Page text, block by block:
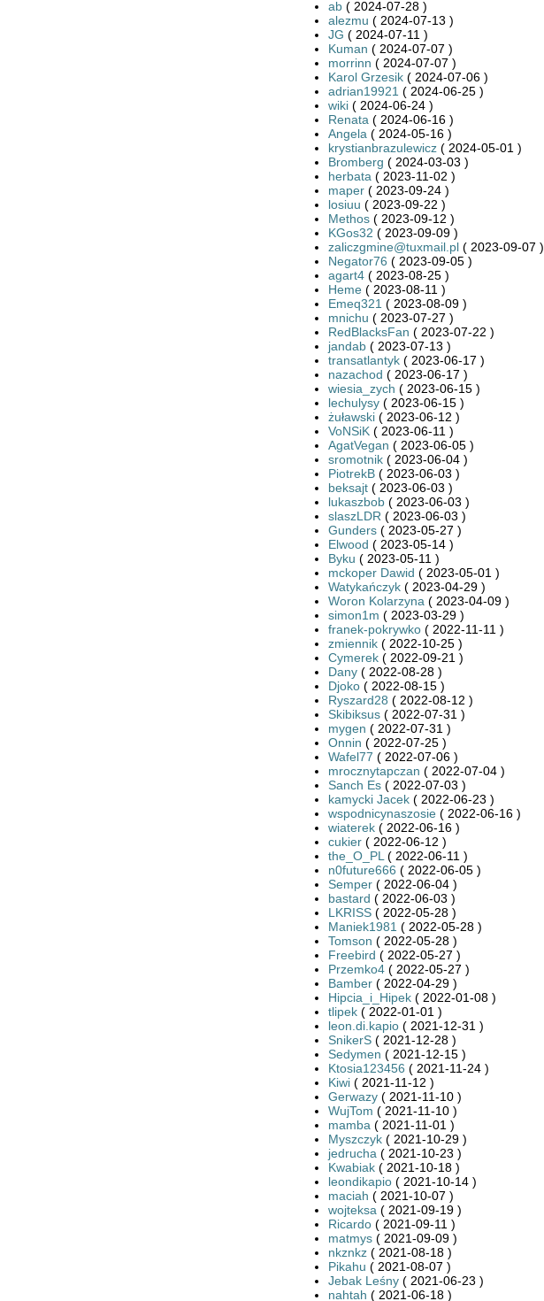
ab( 2024-07-28 )
alezmu ( 2024-07-13 )
JG ( 2024-07-11 )
Kuman ( 2024-07-07 )
morrinn ( 2024-07-07 )
Karol Grzesik( 2024-07-06 )
adrian19921 ( 2024-06-25 )
wiki( 2024-06-24 )
Renata ( 2024-06-16 )
Angela ( 2024-05-16 )
krystianbrazulewicz( 2024-05-01 )
Bromberg ( 2024-03-03 )
herbata ( 2023-11-02 )
maper( 2023-09-24 )
losiuu ( 2023-09-22 )
Methos( 2023-09-12 )
KGos32 ( 2023-09-09 )
zaliczgmine@tuxmail.pl( 2023-09-07 )
Negator76 ( 2023-09-05 )
agart4( 2023-08-25 )
Heme( 2023-08-11 )
Emeq321 ( 2023-08-09 )
mnichu ( 2023-07-27 )
RedBlacksFan ( 2023-07-22 )
jandab( 2023-07-13 )
transatlantyk( 2023-06-17 )
nazachod ( 2023-06-17 )
wiesia_zych ( 2023-06-15 )
lechulysy( 2023-06-15 )
żuławski( 2023-06-12 )
VoNSiK( 2023-06-11 )
AgatVegan ( 2023-06-05 )
sromotnik( 2023-06-04 )
PiotrekB( 2023-06-03 )
beksajt( 2023-06-03 )
lukaszbob( 2023-06-03 )
slaszLDR ( 2023-06-03 )
Gunders( 2023-05-27 )
Elwood ( 2023-05-14 )
Byku ( 2023-05-11 )
mckoper Dawid ( 2023-05-01 )
Watykańczyk( 2023-04-29 )
Woron Kolarzyna ( 2023-04-09 )
simon1m ( 2023-03-29 )
franek-pokrywko( 2022-11-11 )
zmiennik( 2022-10-25 )
Cymerek( 2022-09-21 )
Dany( 2022-08-28 )
Djoko( 2022-08-15 )
Ryszard28 ( 2022-08-12 )
Skibiksus( 2022-07-31 )
mygen ( 2022-07-31 )
Onnin ( 2022-07-25 )
Wafel77 ( 2022-07-06 )
mrocznytapczan ( 2022-07-04 )
Sanch Es ( 2022-07-03 )
kamycki Jacek( 2022-06-23 )
wspodnicynaszosie( 2022-06-16 )
wiaterek( 2022-06-16 )
cukier( 2022-06-12 )
the_O_PL ( 2022-06-11 )
n0future666 ( 2022-06-05 )
Semper( 2022-06-04 )
bastard ( 2022-06-03 )
LKRISS( 2022-05-28 )
Maniek1981 ( 2022-05-28 )
Tomson ( 2022-05-28 )
Freebird ( 2022-05-27 )
Przemko4( 2022-05-27 )
Bamber( 2022-04-29 )
Hipcia_i_Hipek( 2022-01-08 )
tlipek( 2022-01-01 )
leon.di.kapio( 2021-12-31 )
SnikerS( 2021-12-28 )
Sedymen ( 2021-12-15 )
Ktosia123456 ( 2021-11-24 )
Kiwi( 2021-11-12 )
Gerwazy( 2021-11-10 )
WujTom ( 2021-11-10 )
mamba ( 2021-11-01 )
Myszczyk( 2021-10-29 )
jedrucha ( 2021-10-23 )
Kwabiak( 2021-10-18 )
leondikapio( 2021-10-14 )
maciah ( 2021-10-07 )
wojteksa ( 2021-09-19 )
Ricardo( 2021-09-11 )
matmys( 2021-09-09 )
nkznkz( 2021-08-18 )
Pikahu ( 2021-08-07 )
Jebak Leśny( 2021-06-23 )
nahtah ( 2021-06-18 )